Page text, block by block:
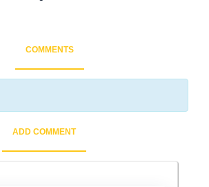
COMMENTS
ADD COMMENT